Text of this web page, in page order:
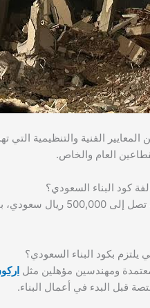
الفنية والتنظيمية
العام والخاص.
كود البناء السعودي؟
تتراوح العقوبات بين
بكود البناء السعودي؟
ومهندسين مؤهلين مثل
قبل البدء في أعمال البناء.